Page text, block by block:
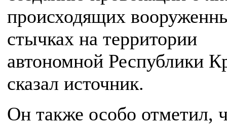
происходящих
стычках на территории
автономной Республики
сказал источник.
Он также особо отметил,